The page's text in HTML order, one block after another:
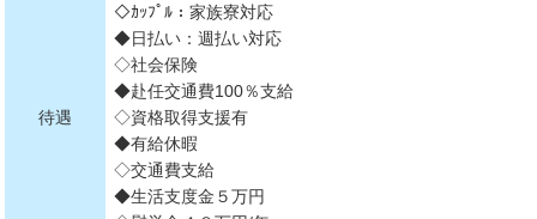
待遇
◇ｶｯﾌﾟﾙ：家族寮対応
◆日払い：週払い対応
◇社会保険
◆赴任交通費100％支給
◇資格取得支援有
◆有給休暇
◇交通費支給
◆生活支度金５万円